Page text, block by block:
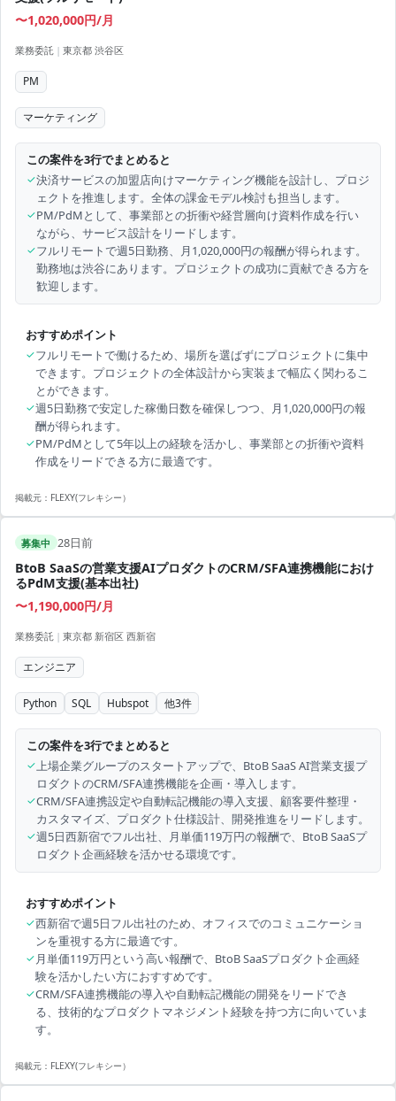
〜1,020,000円/月
業務委託 | 東京都 渋谷区
PM
マーケティング
この案件を3行でまとめると
✓決済サービスの加盟店向けマーケティング機能を設計し、プロジ
ェクトを推進します。全体の課金モデル検討も担当します。
✓PM/PdMとして、事業部との折衝や経営層向け資料作成を行い
ながら、サービス設計をリードします。
✓フルリモートで週5日勤務、月1,020,000円の報酬が得られます。
勤務地は渋谷にあります。プロジェクトの成功に貢献できる方を
歓迎します。
おすすめポイント
✓フルリモートで働けるため、場所を選ばずにプロジェクトに集中
できます。プロジェクトの全体設計から実装まで幅広く関わるこ
とができます。
✓週5日勤務で安定した稼働日数を確保しつつ、月1,020,000円の報
酬が得られます。
✓PM/PdMとして5年以上の経験を活かし、事業部との折衝や資料
作成をリードできる方に最適です。
掲載元： FLEXY(フレキシー）
募集中 28日前
BtoB SaaSの営業支援AIプロダクトのCRM/SFA連携機能におけ
るPdM支援(基本出社)
〜1,190,000円/月
業務委託 | 東京都 新宿区 西新宿
エンジニア
Python SQL Hubspot 他3件
この案件を3行でまとめると
✓上場企業グループのスタートアップで、BtoB SaaS AI営業支援プ
ロダクトのCRM/SFA連携機能を企画・導入します。
✓CRM/SFA連携設定や自動転記機能の導入支援、顧客要件整理・
カスタマイズ、プロダクト仕様設計、開発推進をリードします。
✓週5日西新宿でフル出社、月単価119万円の報酬で、BtoB SaaSプ
ロダクト企画経験を活かせる環境です。
おすすめポイント
✓西新宿で週5日フル出社のため、オフィスでのコミュニケーショ
ンを重視する方に最適です。
✓月単価119万円という高い報酬で、BtoB SaaSプロダクト企画経
験を活かしたい方におすすめです。
✓CRM/SFA連携機能の導入や自動転記機能の開発をリードでき
る、技術的なプロダクトマネジメント経験を持つ方に向いていま
す。
掲載元： FLEXY(フレキシー）